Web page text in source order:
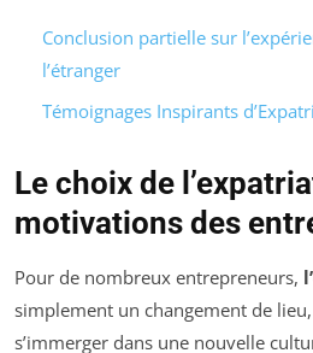
Conclusion partielle sur
l’étranger
Témoignages Inspirants
Le choix de
motivations des
Pour de nombreux entrepreneurs,
simplement un changement de
s’immerger dans une nouvelle